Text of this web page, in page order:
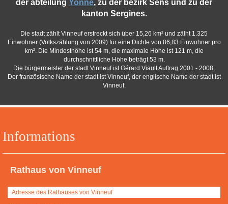
Informations
Rathaus von Vinneuf
Adresse des Rathauses von Vinneuf
der abteilung Yonne, zu der bezirk Sens und zu der
kanton Sergines.
Die stadt zählt Vinneuf erstreckt sich über 15,26 km² und zälht 1.325
Einwohner (Volkszählung von 2009) für eine Dichte von 86,83 Einwohner pro
km². Die Mindesthöhe ist 54 m, die maximale Höhe ist 121 m, die
durchschnittliche Höhe beträgt 53 m.
Die bürgermeister der stadt Vinneuf ist Gérard Viault Auftrag 2001 - 2008.
Der französische Name der stadt ist Vinneuf, der englische Name der stadt ist
Vinneuf.